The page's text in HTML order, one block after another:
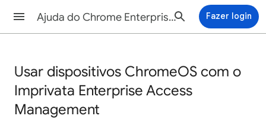
Ajuda do Chrome Enterprise and Education Fazer login
Usar dispositivos ChromeOS com o
Imprivata Enterprise Access
Management